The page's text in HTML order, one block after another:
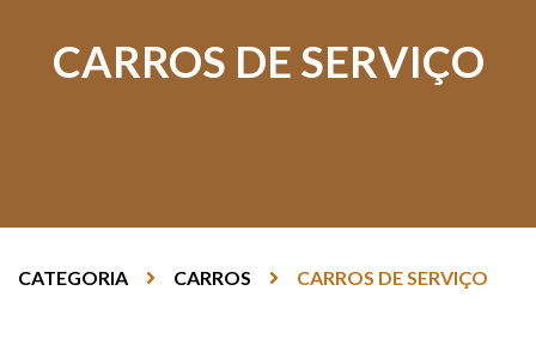
CARROS DE SERVIÇO
CATEGORIA CARROS CARROS DE SERVIÇO